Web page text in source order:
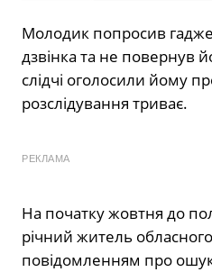
Молодик попросив
дзвінка та не повернув
слідчі оголосили йому
розслідування триває.
РЕКЛАМА
На початку жовтня до
річний житель
повідомленням про